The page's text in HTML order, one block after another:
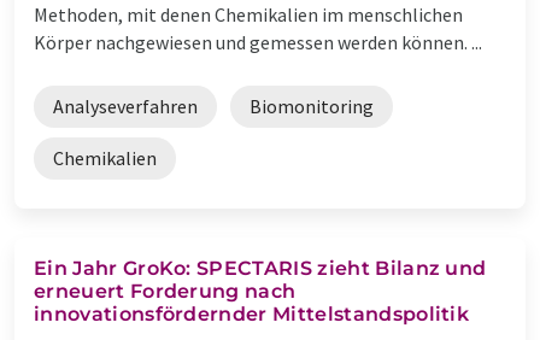
Methoden, mit denen Chemikalien im menschlichen
Körper nachgewiesen und gemessen werden können. ...
Analyseverfahren Biomonitoring
Chemikalien
Ein Jahr GroKo: SPECTARIS zieht Bilanz und
erneuert Forderung nach
innovationsfördernder Mittelstandspolitik